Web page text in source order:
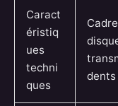
Caract
éristiq
ues
techni
ques
dents